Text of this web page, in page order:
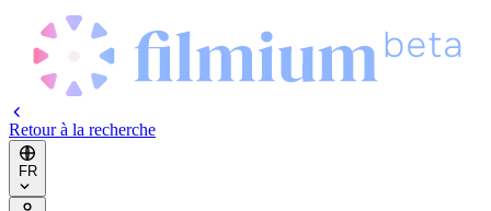
Retour à la recherche
FR